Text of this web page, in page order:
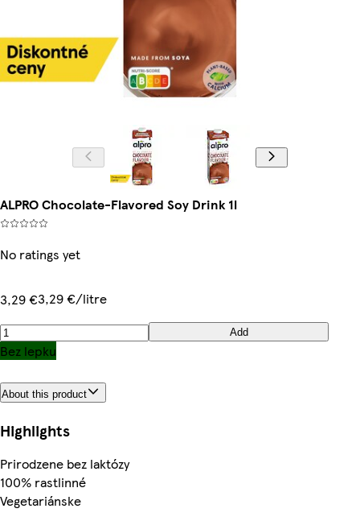
ALPRO Chocolate-Flavored Soy Drink 1l
No ratings yet
3,29 €3,29 €/litre
Add
Bez lepku
About this product
Highlights
Prirodzene bez laktózy
100% rastlinné
Vegetariánske